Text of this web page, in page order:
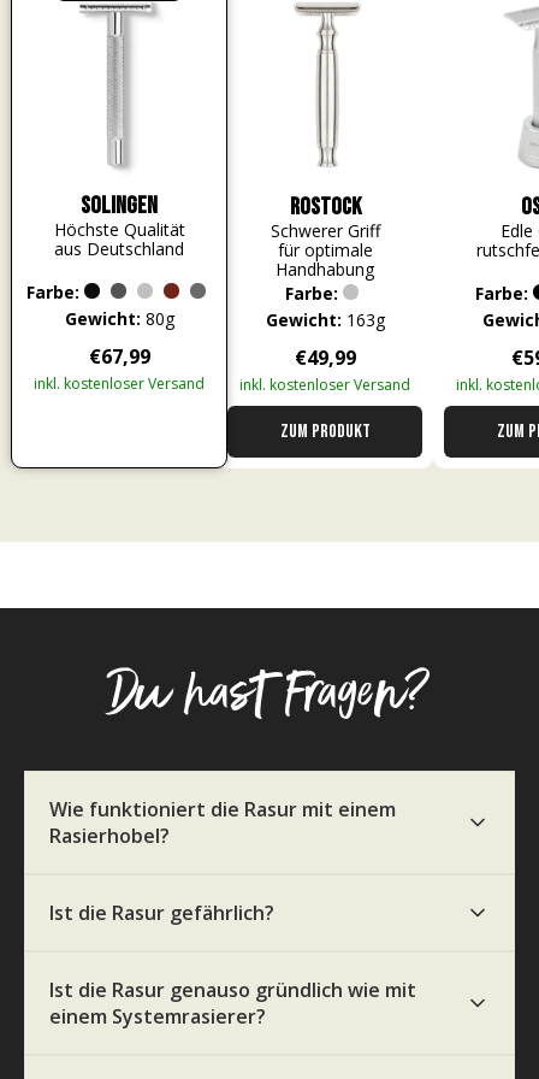
Simon
Verifizierter Kunde
Festes Shampoo Anti-Schuppen - 100g 1x 100g
Ich war am Anfang skeptisch, aber nach ein
Haut unter dem Bart weg ist.
3.8.2026
Hans-Peter
Men Essential Set - inkl. Soap Box Tortuga
Duft perfekt, Hautgefuhl ein Traum und meine
Haare erst. Bin äußerst zufrieden. Einziger
Nachteil; die Preise könnten um 5% geringer
Rostock
Schwerer Griff
für optimale
Handhabung
Farbe:
Gewicht: 163g
€49,99
inkl. kostenloser Versand
Zum Produkt
Farbe:
inkl.
Zum
Solingen
Höchste Qualität
aus Deutschland
Farbe:
Gewicht: 80g
€67,99
inkl. kostenloser Versand
Du hast Fragen?
Wie funktioniert die Rasur mit einem
Rasierhobel?
Ist die Rasur gefährlich?
Ist die Rasur genauso gründlich wie mit
einem Systemrasierer?